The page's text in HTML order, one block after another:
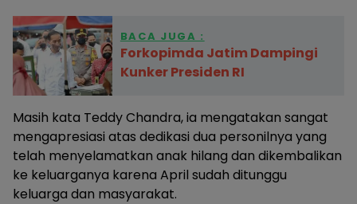
BACA JUGA :
Forkopimda Jatim Dampingi
Kunker Presiden RI
Masih kata Teddy Chandra, ia mengatakan sangat
mengapresiasi atas dedikasi dua personilnya yang
telah menyelamatkan anak hilang dan dikembalikan
ke keluarganya karena April sudah ditunggu
keluarga dan masyarakat.